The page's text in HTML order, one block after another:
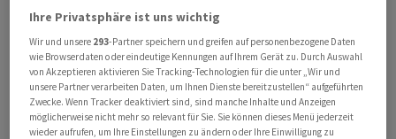
A B C D E F
Ein Domizil ist das Niederlassungsland einer Person,
einer Firma oder eines Fonds.
Ihre Privatsphäre ist uns wichtig
Wir und unsere 293-Partner speichern und greifen auf personenbezogene Daten
wie Browserdaten oder eindeutige Kennungen auf Ihrem Gerät zu. Durch Auswahl
von Akzeptieren aktivieren Sie Tracking-Technologien für die unter „Wir und
unsere Partner verarbeiten Daten, um Ihnen Dienste bereitzustellen“ aufgeführten
Zwecke. Wenn Tracker deaktiviert sind, sind manche Inhalte und Anzeigen
möglicherweise nicht mehr so relevant für Sie. Sie können dieses Menü jederzeit
wieder aufrufen, um Ihre Einstellungen zu ändern oder Ihre Einwilligung zu